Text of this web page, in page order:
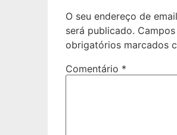
O seu endereço de
será publicado. Campos
obrigatórios marcados
Comentário *